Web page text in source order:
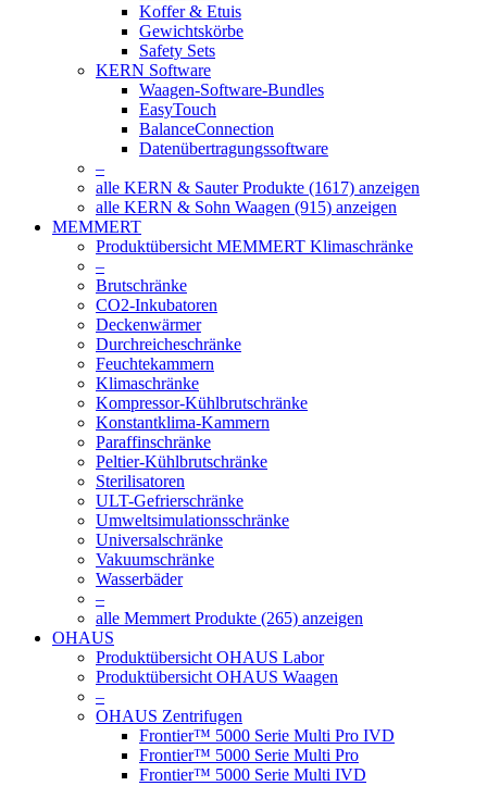
Koffer & Etuis
Gewichtskörbe
Safety Sets
KERN Software
Waagen-Software-Bundles
EasyTouch
BalanceConnection
Datenübertragungssoftware
–
alle KERN & Sauter Produkte (1617) anzeigen
alle KERN & Sohn Waagen (915) anzeigen
MEMMERT
Produktübersicht MEMMERT Klimaschränke
–
Brutschränke
CO2-Inkubatoren
Deckenwärmer
Durchreicheschränke
Feuchtekammern
Klimaschränke
Kompressor-Kühlbrutschränke
Konstantklima-Kammern
Paraffinschränke
Peltier-Kühlbrutschränke
Sterilisatoren
ULT-Gefrierschränke
Umweltsimulationsschränke
Universalschränke
Vakuumschränke
Wasserbäder
–
alle Memmert Produkte (265) anzeigen
OHAUS
Produktübersicht OHAUS Labor
Produktübersicht OHAUS Waagen
–
OHAUS Zentrifugen
Frontier™ 5000 Serie Multi Pro IVD
Frontier™ 5000 Serie Multi Pro
Frontier™ 5000 Serie Multi IVD